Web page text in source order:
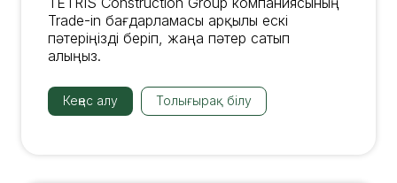
Trade-in бағдарламасы арқылы ескі
пәтеріңізді беріп, жаңа пәтер сатып
алыңыз.
Кеңес алу Толығырақ білу